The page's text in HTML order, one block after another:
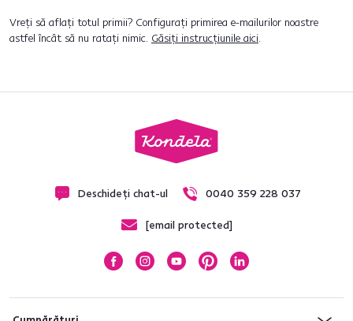
Vreți să aflați totul primii? Configurați primirea e-mailurilor noastre
astfel încât să nu ratați nimic. Găsiți instrucțiunile aici.
Deschideți chat-ul 0040 359 228 037
[email protected]